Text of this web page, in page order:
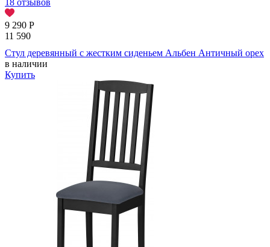
18 отзывов
9 290 Р
11 590
Стул деревянный с жестким сиденьем Альбен Античный орех
в наличии
Купить